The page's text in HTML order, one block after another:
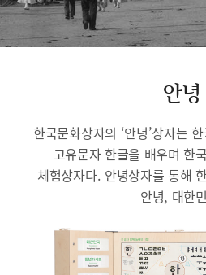
안녕
한국문화상자의 ‘안녕’상자는
고유문자 한글을 배우며 한
체험상자다. 안녕상자를 통해
안녕, 대한